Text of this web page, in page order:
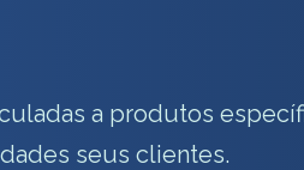
a produtos
seus clientes.